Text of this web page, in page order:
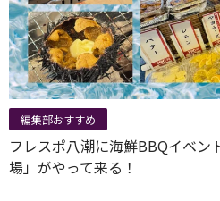
編集部おすすめ
フレスポ八潮に海鮮BBQイベン
場」がやって来る！